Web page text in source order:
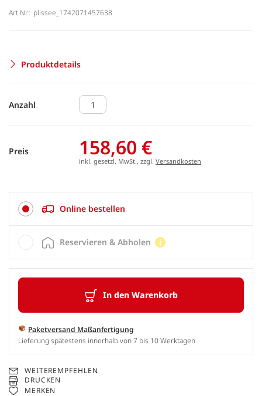
Art.Nr.: plissee_1742071457638
Produktdetails
Anzahl
Preis 158,60 €
inkl. gesetzl. MwSt., zzgl. Versandkosten
Online bestellen
In den Warenkorb
Paketversand Maßanfertigung
Lieferung spätestens innerhalb von 7 bis 10 Werktagen
Reservieren & Abholen
WEITEREMPFEHLEN
DRUCKEN
MERKEN